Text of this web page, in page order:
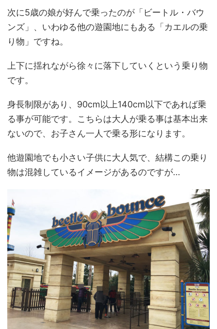
次に5歳の娘が好んで乗ったのが「ビートル・バウ
ンズ」、いわゆる他の遊園地にもある「カエルの乗
り物」ですね。
上下に揺れながら徐々に落下していくという乗り物
です。
身長制限があり、90cm以上140cm以下であれば乗
る事が可能です。こちらは大人が乗る事は基本出来
ないので、お子さん一人で乗る形になります。
他遊園地でも小さい子供に大人気で、結構この乗り
物は混雑しているイメージがあるのですが...